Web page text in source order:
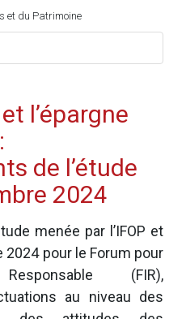
et du Patrimoine
l’épargne
de l’étude
2024
menée par l’IFOP et
pour le Forum pour
(FIR),
au niveau des